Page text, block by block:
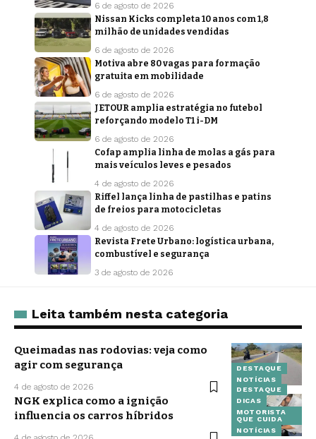
6 de agosto de 2026
Nissan Kicks completa 10 anos com 1,8
milhão de unidades vendidas
6 de agosto de 2026
Motiva abre 80 vagas para formação
gratuita em mobilidade
6 de agosto de 2026
JETOUR amplia estratégia no futebol
reforçando modelo T1 i-DM
6 de agosto de 2026
Cofap amplia linha de molas a gás para
mais veículos leves e pesados
4 de agosto de 2026
Riffel lança linha de pastilhas e patins
de freios para motocicletas
4 de agosto de 2026
Revista Frete Urbano: logística urbana,
combustível e segurança
3 de agosto de 2026
Leita também nesta categoria
DESTAQUE
NOTÍCIAS
Queimadas nas rodovias: veja como
agir com segurança
4 de agosto de 2026
DESTAQUE
DICAS
MOTORISTA
QUE CUIDA
NOTÍCIAS
NGK explica como a ignição
influencia os carros híbridos